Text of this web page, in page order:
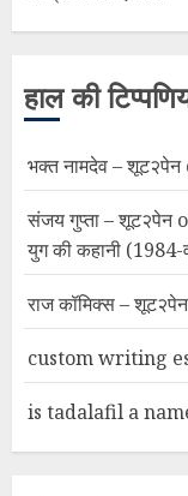
हाल की
भक्त नामदेव – शूट२पेन
संजय गुप्ता – शूट२पेन
युग की कहानी (1984-
राज कॉमिक्स – शूट२पेन
custom writing
is tadalafil a